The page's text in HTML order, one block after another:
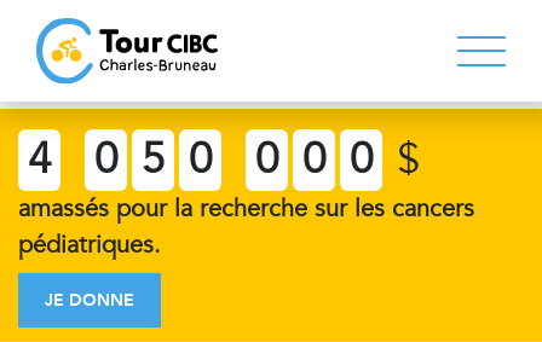
4 0 5 0 0 0 0 $
amassés pour la recherche sur les cancers
pédiatriques.
JE DONNE